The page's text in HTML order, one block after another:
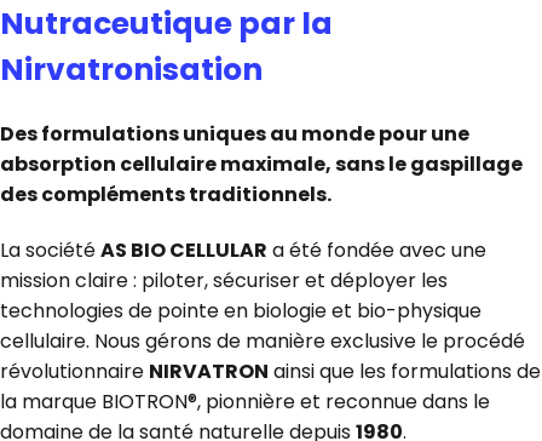
Nutraceutique par la
Nirvatronisation
Des formulations uniques au monde pour une
absorption cellulaire maximale, sans le gaspillage
des compléments traditionnels.
La sociétéAS BIO CELLULAR a été fondée avec une
mission claire : piloter, sécuriser et déployer les
technologies de pointe en biologie et bio-physique
cellulaire. Nous gérons de manière exclusive le procédé
révolutionnaire NIRVATRON ainsi que les formulations de
la marque BIOTRON®, pionnière et reconnue dans le
domaine de la santé naturelle depuis1980.